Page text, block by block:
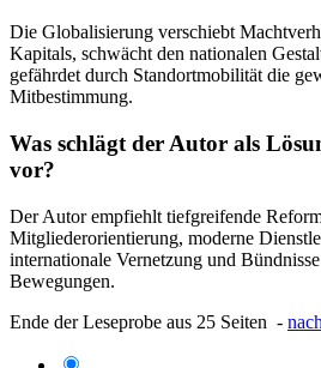
Die Globalisierung verschiebt
Kapitals, schwächt den nationalen
gefährdet durch Standortmobilität die
Mitbestimmung.
Was schlägt der Autor als
vor?
Der Autor empfiehlt tiefgreifende
Mitgliederorientierung, moderne
internationale Vernetzung und
Bewegungen.
Ende der Leseprobe aus 25 Seiten -